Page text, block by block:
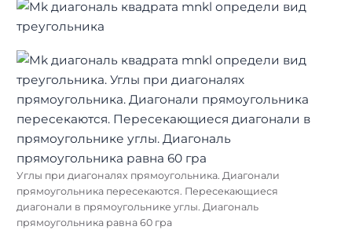
Углы при диагоналях прямоугольника. Диагонали
прямоугольника пересекаются. Пересекающиеся
диагонали в прямоугольнике углы. Диагональ
прямоугольника равна 60 гра